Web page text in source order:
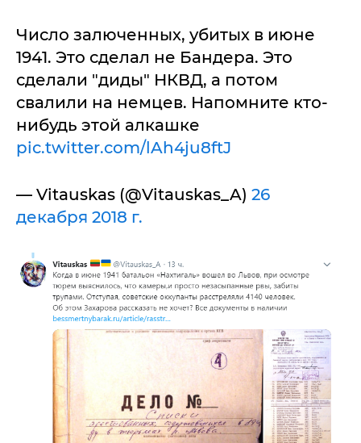
Число залюченных, убитых в июне
1941. Это сделал не Бандера. Это
сделали "диды" НКВД, а потом
свалили на немцев. Напомните кто-
нибудь этой алкашке
pic.twitter.com/lAh4ju8ftJ
— Vitauskas (@Vitauskas_A) 26
декабря 2018 г.